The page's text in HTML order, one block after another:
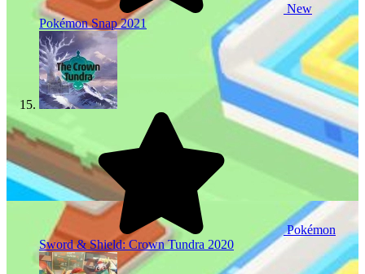
New
Pokémon Snap2021
Pokémon
Sword & Shield: Crown Tundra 2020